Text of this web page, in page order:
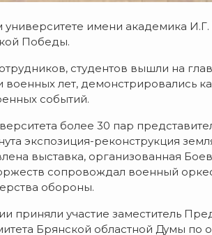
имени академика
Победы.
студентов вышли на
военных лет, демонстрировались
событий.
более 30 пар
экспозиция-реконструкция
выставка, организованная
сопровождал военный
обороны.
приняли участие заместитель
Брянской областной Думы по